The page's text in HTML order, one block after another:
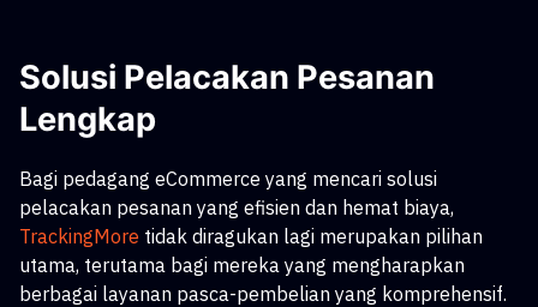
Solusi Pelacakan Pesanan
Lengkap
Bagi pedagang eCommerce yang mencari solusi
pelacakan pesanan yang efisien dan hemat biaya,
TrackingMore tidak diragukan lagi merupakan pilihan
utama, terutama bagi mereka yang mengharapkan
berbagai layanan pasca-pembelian yang komprehensif.